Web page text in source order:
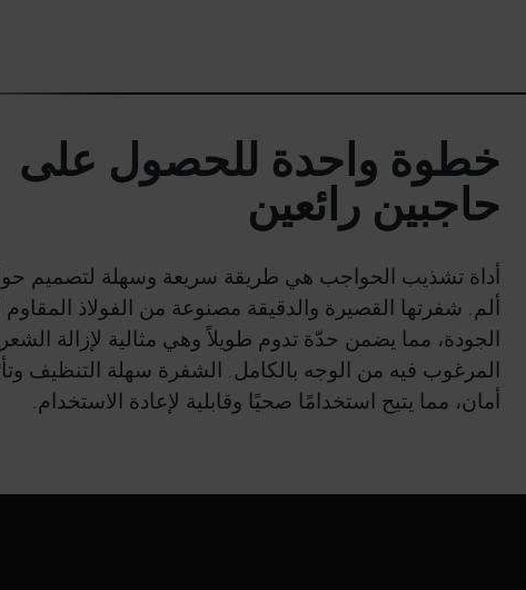
خطوة واحدة للحصول على
حاجبين رائعين
أداة تشذيب الحواجب هي طريقة سريعة وسهلة لتصميم
ألم. شفرتها القصيرة والدقيقة مصنوعة من الفولاذ
الجودة، مما يضمن حدّة تدوم طويلاً وهي مثالية لإزالة الشعر
المرغوب فيه من الوجه بالكامل. الشفرة سهلة التنظيف
أمان، مما يتيح استخدامًا صحيًا وقابلية لإعادة الاستخدام.